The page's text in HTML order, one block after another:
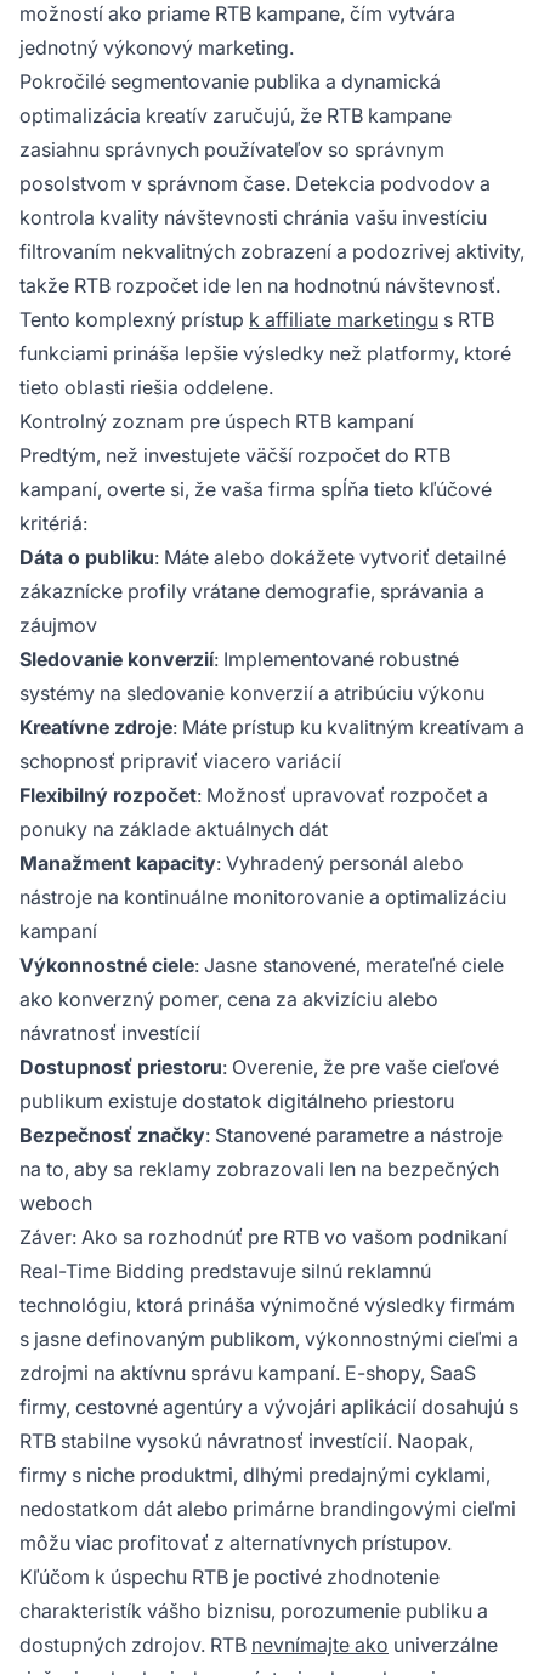
možností ako priame RTB kampane, čím vytvára
jednotný výkonový marketing.
Pokročilé segmentovanie publika a dynamická
optimalizácia kreatív zaručujú, že RTB kampane
zasiahnu správnych používateľov so správnym
posolstvom v správnom čase. Detekcia podvodov a
kontrola kvality návštevnosti chránia vašu investíciu
filtrovaním nekvalitných zobrazení a podozrivej aktivity,
takže RTB rozpočet ide len na hodnotnú návštevnosť.
Tento komplexný prístup k affiliate marketingu s RTB
funkciami prináša lepšie výsledky než platformy, ktoré
tieto oblasti riešia oddelene.
Kontrolný zoznam pre úspech RTB kampaní
Predtým, než investujete väčší rozpočet do RTB
kampaní, overte si, že vaša firma spĺňa tieto kľúčové
kritériá:
Dáta o publiku: Máte alebo dokážete vytvoriť detailné
zákaznícke profily vrátane demografie, správania a
záujmov
Sledovanie konverzií: Implementované robustné
systémy na sledovanie konverzií a atribúciu výkonu
Kreatívne zdroje: Máte prístup ku kvalitným kreatívam a
schopnosť pripraviť viacero variácií
Flexibilný rozpočet: Možnosť upravovať rozpočet a
ponuky na základe aktuálnych dát
Manažment kapacity: Vyhradený personál alebo
nástroje na kontinuálne monitorovanie a optimalizáciu
kampaní
Výkonnostné ciele: Jasne stanovené, merateľné ciele
ako konverzný pomer, cena za akvizíciu alebo
návratnosť investícií
Dostupnosť priestoru: Overenie, že pre vaše cieľové
publikum existuje dostatok digitálneho priestoru
Bezpečnosť značky: Stanovené parametre a nástroje
na to, aby sa reklamy zobrazovali len na bezpečných
weboch
Záver: Ako sa rozhodnúť pre RTB vo vašom podnikaní
Real-Time Bidding predstavuje silnú reklamnú
technológiu, ktorá prináša výnimočné výsledky firmám
s jasne definovaným publikom, výkonnostnými cieľmi a
zdrojmi na aktívnu správu kampaní. E-shopy, SaaS
firmy, cestovné agentúry a vývojári aplikácií dosahujú s
RTB stabilne vysokú návratnosť investícií. Naopak,
firmy s niche produktmi, dlhými predajnými cyklami,
nedostatkom dát alebo primárne brandingovými cieľmi
môžu viac profitovať z alternatívnych prístupov.
Kľúčom k úspechu RTB je poctivé zhodnotenie
charakteristík vášho biznisu, porozumenie publiku a
dostupných zdrojov. RTB nevnímajte ako univerzálne